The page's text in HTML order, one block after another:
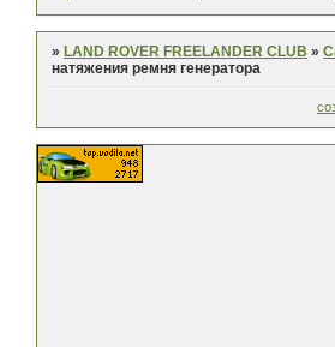
» LAND ROVER FREELANDER CLUB »
натяжения ремня генератора